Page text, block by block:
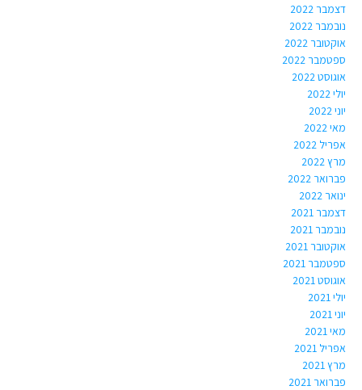
דצמבר 2022
נובמבר 2022
אוקטובר 2022
ספטמבר 2022
אוגוסט 2022
יולי 2022
יוני 2022
מאי 2022
אפריל 2022
מרץ 2022
פברואר 2022
ינואר 2022
דצמבר 2021
נובמבר 2021
אוקטובר 2021
ספטמבר 2021
אוגוסט 2021
יולי 2021
יוני 2021
מאי 2021
אפריל 2021
מרץ 2021
פברואר 2021